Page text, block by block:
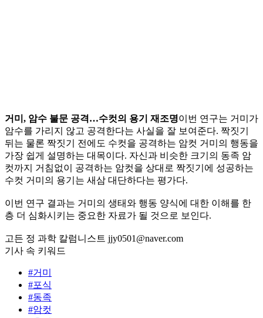
거미, 암수 불문 공격…수컷의 용기 재조명이번 연구는 거미가
암수를 가리지 않고 공격한다는 사실을 잘 보여준다. 짝짓기
뒤는 물론 짝짓기 전에도 수컷을 공격하는 암컷 거미의 행동을
가장 쉽게 설명하는 대목이다. 자신과 비슷한 크기의 동족 암
컷까지 거침없이 공격하는 암컷을 상대로 짝짓기에 성공하는
수컷 거미의 용기는 새삼 대단하다는 평가다.
이번 연구 결과는 거미의 생태와 행동 양식에 대한 이해를 한
층 더 심화시키는 중요한 자료가 될 것으로 보인다.
고든 정 과학 칼럼니스트 jjy0501@naver.com
기사 속 키워드
#거미
#포식
#동족
#암컷